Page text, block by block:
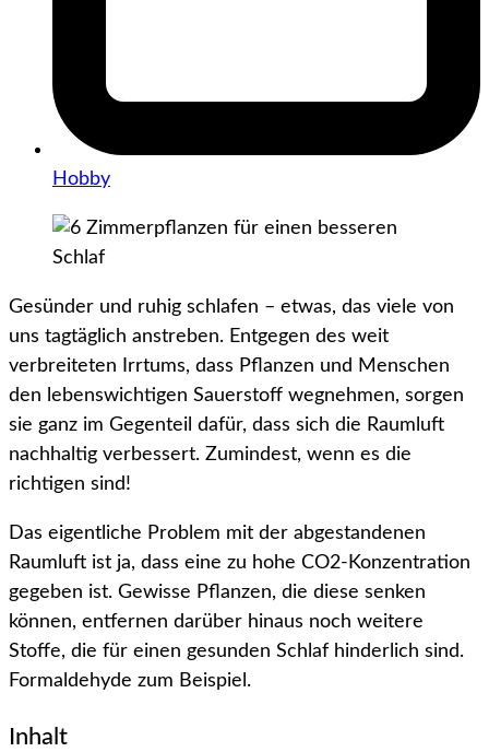
Hobby
Gesünder und ruhig schlafen – etwas, das viele von
uns tagtäglich anstreben. Entgegen des weit
verbreiteten Irrtums, dass Pflanzen und Menschen
den lebenswichtigen Sauerstoff wegnehmen, sorgen
sie ganz im Gegenteil dafür, dass sich die Raumluft
nachhaltig verbessert. Zumindest, wenn es die
richtigen sind!
Das eigentliche Problem mit der abgestandenen
Raumluft ist ja, dass eine zu hohe CO2-Konzentration
gegeben ist. Gewisse Pflanzen, die diese senken
können, entfernen darüber hinaus noch weitere
Stoffe, die für einen gesunden Schlaf hinderlich sind.
Formaldehyde zum Beispiel.
Inhalt